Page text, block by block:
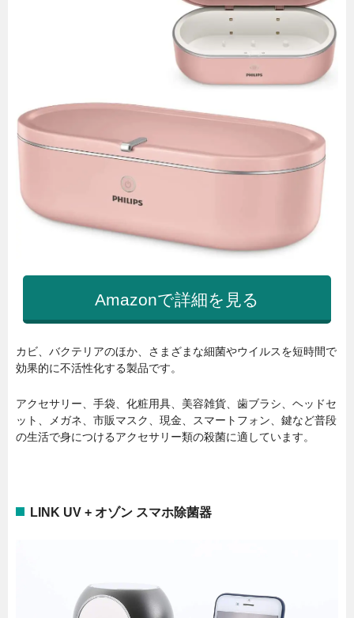
Amazonで詳細を見る
カビ、バクテリアのほか、さまざまな細菌やウイルスを短時間で
効果的に不活性化する製品です。
アクセサリー、手袋、化粧用具、美容雑貨、歯ブラシ、ヘッドセ
ット、メガネ、市販マスク、現金、スマートフォン、鍵など普段
の生活で身につけるアクセサリー類の殺菌に適しています。
LINK UV + オゾン スマホ除菌器